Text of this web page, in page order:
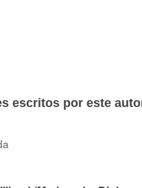
escritos por este